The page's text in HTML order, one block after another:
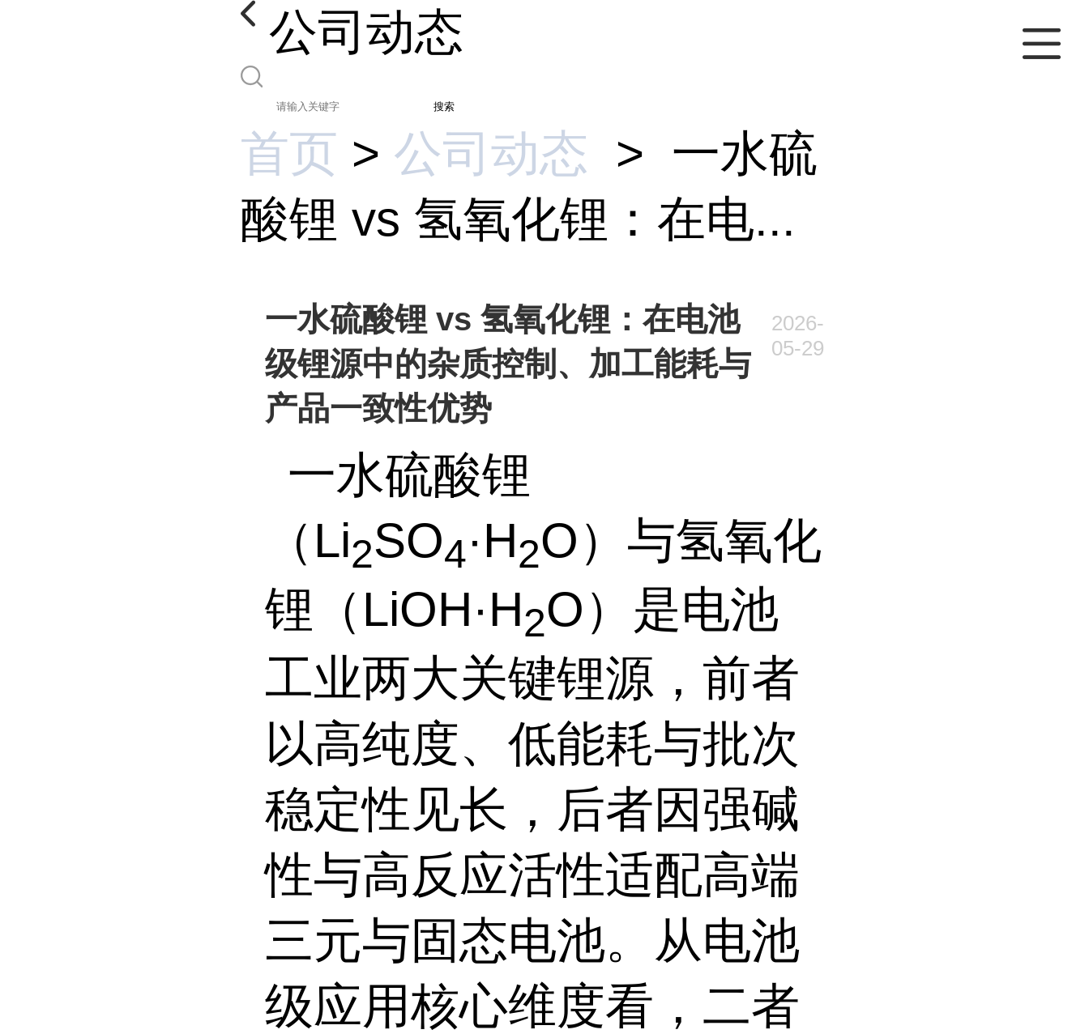
公司动态
搜索
首页 > 公司动态 > 一水硫
酸锂 vs 氢氧化锂：在电...
一水硫酸锂 vs 氢氧化锂：在电池
级锂源中的杂质控制、加工能耗与
产品一致性优势
2026-
05-29
一水硫酸锂
（ Li2SO4·H2O）与氢氧化
锂（ LiOH·H2O）是电池
工业两大关键锂源，前者
以高纯度、低能耗与批次
稳定性见长，后者因强碱
性与高反应活性适配高端
三元与固态电池。从电池
级应用核心维度看，二者